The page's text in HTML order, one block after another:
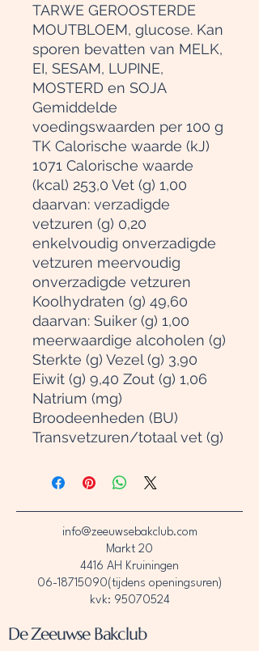
TARWE GEROOSTERDE
MOUTBLOEM, glucose. Kan
sporen bevatten van MELK,
EI, SESAM, LUPINE,
MOSTERD en SOJA
Gemiddelde
voedingswaarden per 100 g
TK Calorische waarde (kJ)
1071 Calorische waarde
(kcal) 253,0 Vet (g) 1,00
daarvan: verzadigde
vetzuren (g) 0,20
enkelvoudig onverzadigde
vetzuren meervoudig
onverzadigde vetzuren
Koolhydraten (g) 49,60
daarvan: Suiker (g) 1,00
meerwaardige alcoholen (g)
Sterkte (g) Vezel (g) 3,90
Eiwit (g) 9,40 Zout (g) 1,06
Natrium (mg)
Broodeenheden (BU)
Transvetzuren/totaal vet (g)
info@zeeuwsebakclub.com
Markt 20
4416 AH Kruiningen
06-18715090(tijdens openingsuren)
kvk: 95070524
De Zeeuwse Bakclub